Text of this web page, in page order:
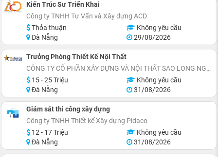
Kiến Trúc Sư Triển Khai
Công ty TNHH Tư Vấn và Xây dựng ACD
Thỏa thuận
Không yêu cầu
Đà Nẵng
29/08/2026
Trưởng Phòng Thiết Kế Nội Thất
CÔNG TY CỔ PHẦN XÂY DỰNG VÀ NỘI THẤT SAO LONG NGUYỄN
15 - 25 Triệu
Không yêu cầu
Đà Nẵng
31/08/2026
Giám sát thi công xây dựng
Công ty TNHH Thiết kế Xây dựng Pidaco
12 - 17 Triệu
Không yêu cầu
Đà Nẵng
31/08/2026